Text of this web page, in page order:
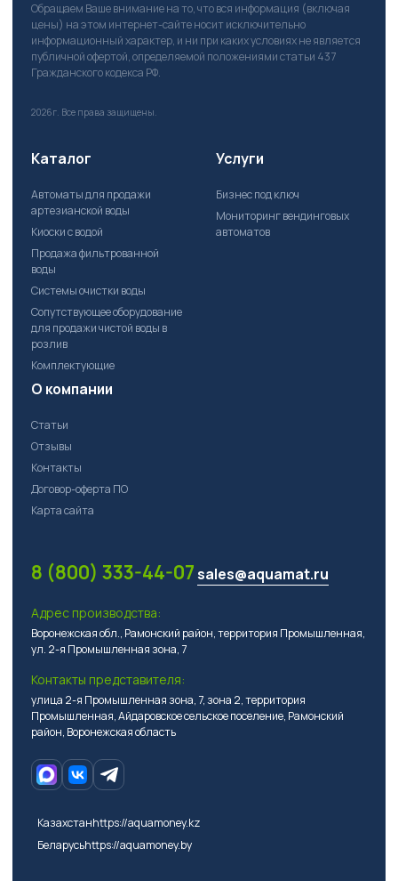
Обращаем Ваше внимание на то, что вся информация (включая
цены) на этом интернет-сайте носит исключительно
информационный характер, и ни при каких условиях не является
публичной офертой, определяемой положениями статьи 437
Гражданского кодекса РФ.
2026г. Все права защищены.
Каталог
Автоматы для продажи
артезианской воды
Киоски с водой
Продажа фильтрованной
воды
Системы очистки воды
Сопутствующее оборудование
для продажи чистой воды в
розлив
Комплектующие
Услуги
Бизнес под ключ
Мониторинг вендинговых
автоматов
О компании
Статьи
Отзывы
Контакты
Договор-оферта ПО
Карта сайта
8 (800) 333-44-07sales@aquamat.ru
Адрес производства:
Воронежская обл., Рамонский район, территория Промышленная,
ул. 2-я Промышленная зона, 7
Контакты представителя:
улица 2-я Промышленная зона, 7, зона 2, территория
Промышленная, Айдаровское сельское поселение, Рамонский
район, Воронежская область
Казахстанhttps://aquamoney.kz
Беларусьhttps://aquamoney.by